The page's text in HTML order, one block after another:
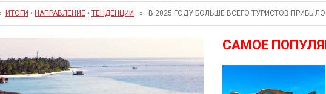
ИТОГИ • НАПРАВЛЕНИЕ • ТЕНДЕНЦИИ » В 2025 ГОДУ БОЛЬШЕ ВСЕГО ТУРИСТОВ
САМОЕ